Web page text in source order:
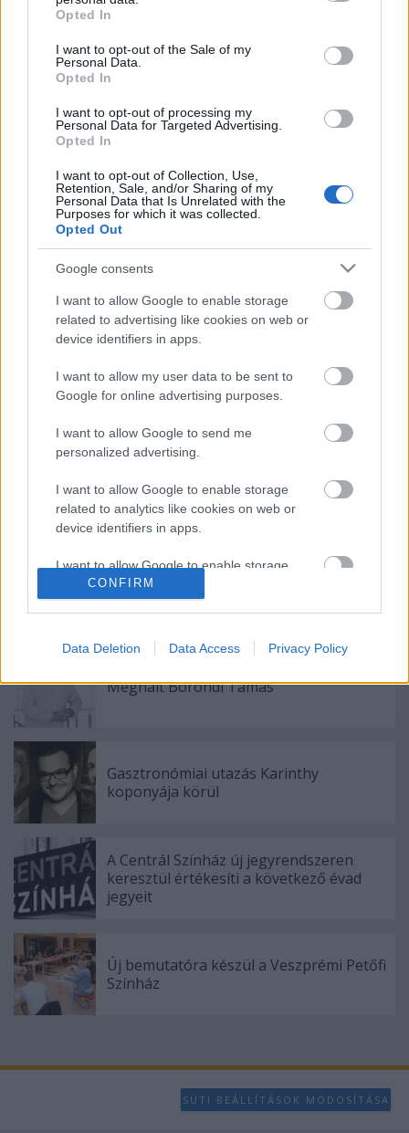
grant or deny consent to Google and its third-party tags to
use your data for below specified purposes in below Google
consent section.
Opted In
I want to opt-out of the Sale of my
Personal Data.
Opted In
I want to opt-out of processing my
Personal Data for Targeted Advertising.
Opted In
I want to opt-out of Collection, Use,
Retention, Sale, and/or Sharing of my
Personal Data that Is Unrelated with the
Purposes for which it was collected.
Opted Out
Google consents
I want to allow Google to enable storage
related to advertising like cookies on web or
device identifiers in apps.
I want to allow my user data to be sent to
Google for online advertising purposes.
I want to allow Google to send me
personalized advertising.
I want to allow Google to enable storage
related to analytics like cookies on web or
device identifiers in apps.
I want to allow Google to enable storage
related to functionality of the website or app.
related to personalization.
related to security, including authentication
functionality and fraud prevention, and other
CONFIRM
Data Deletion Data Access Privacy Policy
"Simultan govor"címmel, Bábel tornyának mai
változatával lép színpadra az MSU-ban. Emellett
Idén először Zágrábon kívül, a fővárostól délre fekvő
Sisak városában a Sisaki Nyár programjába is
bevették azEurokazt, szerdán és csütörtökön a
Táncstúdió tagjai lépnek fel a
című balettel.
Az Eurokazt 1987 óta rendezik meg Zágrábban,
eddig legalább 300 művész lépett fel és ez a színházi
fesztivál a régió legnagyobb ilyen seregszemléje,
erejű táncos, zenés előadások láthatók.
Ajánlott bejegyzések:
Indul az e-Trafó online programsorozat
Meghalt Böröndi Tamás
Gasztronómiai utazás Karinthy
koponyája körül
A Centrál Színház új jegyrendszeren
keresztül értékesíti a következő évad
jegyeit
Új bemutatóra készül a Veszprémi Petőfi
Színház
SÜTI BEÁLLÍTÁSOK MÓDOSÍTÁSA